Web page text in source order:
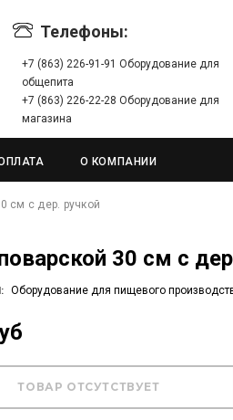
Телефоны:
+7 (863) 226-91-91 Оборудование для
общепита
+7 (863) 226-22-28 Оборудование для
магазина
О КОМПАНИИ
см с дер. ручкой
30 см с
Оборудование для пищевого